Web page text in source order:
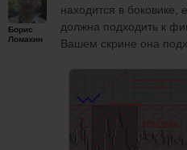
Борис
Ломакин
находится в
должна подходить к
Вашем скрине она